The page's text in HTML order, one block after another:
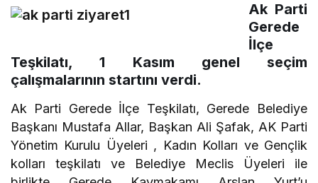
Ak Parti
Gerede
İlçe
Teşkilatı, 1 Kasım genel seçim
çalışmalarının startını verdi.
Ak Parti Gerede İlçe Teşkilatı, Gerede Belediye
Başkanı Mustafa Allar, Başkan Ali Şafak, AK Parti
Yönetim Kurulu Üyeleri , Kadın Kolları ve Gençlik
kolları teşkilatı ve Belediye Meclis Üyeleri ile